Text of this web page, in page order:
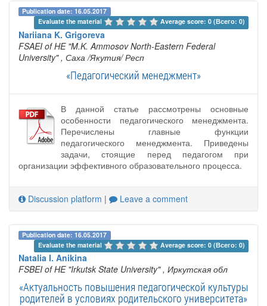
Publication date: 16.05.2017
Evaluate the material
Average score: 0 (Всего: 0)
Nariiana K. Grigoreva
FSAEI of HE "M.K. Ammosov North-Eastern Federal
University" , Саха /Якутия/ Респ
«Педагогический менеджмент»
В данной статье рассмотрены основные
особенности педагогического менеджмента.
Перечислены главные функции
педагогического менеджмента. Приведены
задачи, стоящие перед педагогом при
организации эффективного образовательного процесса.
Discussion platform | Leave a comment
Publication date: 16.05.2017
Evaluate the material
Average score: 0 (Всего: 0)
Natalia I. Anikina
FSBEI of HE "Irkutsk State University" , Иркутская обл
«Актуальность повышения педагогической культуры
родителей в условиях родительского университета»